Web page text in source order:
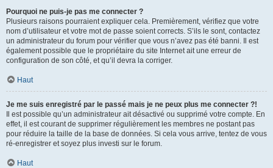
Pourquoi ne puis-je pas me connecter ?
Plusieurs raisons pourraient expliquer cela. Premièrement, vérifiez que votre
nom d’utilisateur et votre mot de passe soient corrects. S’ils le sont, contactez
un administrateur du forum pour vérifier que vous n’avez pas été banni. Il est
également possible que le propriétaire du site Internet ait une erreur de
configuration de son côté, et qu’il devra la corriger.
Haut
Je me suis enregistré par le passé mais je ne peux plus me connecter ?!
Il est possible qu’un administrateur ait désactivé ou supprimé votre compte. En
effet, il est courant de supprimer régulièrement les membres ne postant pas
pour réduire la taille de la base de données. Si cela vous arrive, tentez de vous
ré-enregistrer et soyez plus investi sur le forum.
Haut